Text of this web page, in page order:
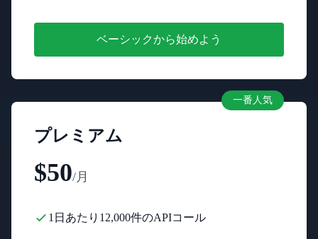
ベーシックから始めよう
一番人気
プレミアム
$50/月
1日あたり12,000件のAPIコール